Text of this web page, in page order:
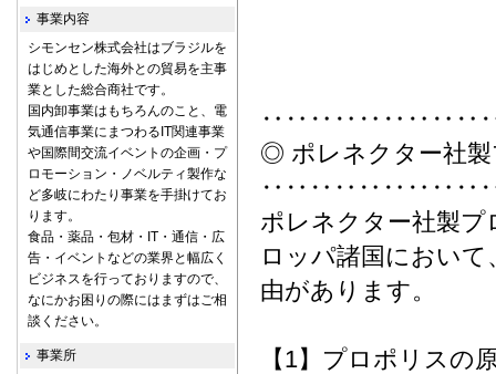
◎ ポレネクター社
ポレネクター社製
ロッパ諸国におい
由があります。
【1】プロポリスの
事業内容
シモンセン株式会社はブラジルを
はじめとした海外との貿易を主事
業とした総合商社です。
国内卸事業はもちろんのこと、電
気通信事業にまつわるIT関連事業
や国際間交流イベントの企画・プ
ロモーション・ノベルティ製作な
ど多岐にわたり事業を手掛けてお
ります。
食品・薬品・包材・IT・通信・広
告・イベントなどの業界と幅広く
ビジネスを行っておりますので、
なにかお困りの際にはまずはご相
談ください。
事業所